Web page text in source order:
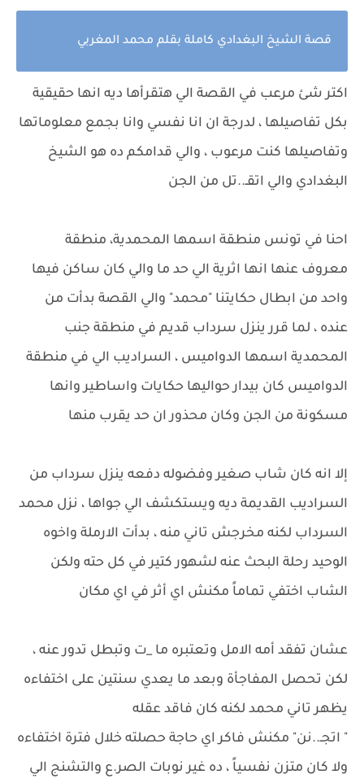
قصة الشيخ البغدادي كاملة بقلم محمد المغربي
اكتر شئ مرعب في القصة الي هتقرأها ديه انها حقيقية
بكل تفاصيلها ، لدرجة ان انا نفسي وانا بجمع معلوماتها
وتفاصيلها كنت مرعوب ، والي قدامكم ده هو الشيخ
البغدادي والي اتقـ..تل من الجن
احنا في تونس منطقة اسمها المحمدية، منطقة
معروف عنها انها اثرية الي حد ما والي كان ساكن فيها
واحد من ابطال حكايتنا "محمد" والي القصة بدأت من
عنده ، لما قرر ينزل سرداب قديم في منطقة جنب
المحمدية اسمها الدواميس ، السراديب الي في منطقة
الدواميس كان بيدار حواليها حكايات واساطير وانها
مسكونة من الجن وكان محذور ان حد يقرب منها
إلا انه كان شاب صغير وفضوله دفعه ينزل سرداب من
السراديب القديمة ديه ويستكشف الي جواها ، نزل محمد
السرداب لكنه مخرجش تاني منه ، بدأت الارملة واخوه
الوحيد رحلة البحث عنه لشهور كتير في كل حته ولكن
الشاب اختفي تماماً مكنش اي أثر في اي مكان
عشان تفقد أمه الامل وتعتبره ما _ت وتبطل تدور عنه ،
لكن تحصل المفاجأة وبعد ما يعدي سنتين على اختفاءه
يظهر تاني محمد لكنه كان فاقد عقله
" اتجـ..نن" مكنش فاكر اي حاجة حصلته خلال فترة اختفاءه
ولا كان متزن نفسياً ، ده غير نوبات الصر.ع والتشنج الي